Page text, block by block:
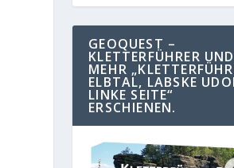
GEOQUEST –
KLETTERFÜHRER UND
MEHR
ELBTAL, LABSKE
LINKE SEITE“
ERSCHIENEN.